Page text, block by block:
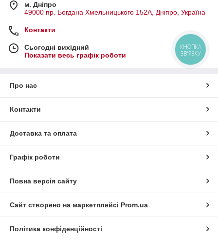
м. Дніпро
49000 пр. Богдана Хмельницького 152А, Дніпро, Україна
Контакти
Сьогодні вихідний
Показати весь графік роботи
Про нас
Контакти
Доставка та оплата
Графік роботи
Повна версія сайту
Сайт створено на маркетплейсі Prom.ua
Політика конфіденційності
КНОПКА
ЗВ'ЯЗКУ